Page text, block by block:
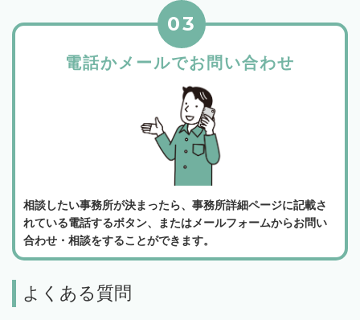
電話かメールでお問い合わせ
03
相談したい事務所が決まったら、事務所詳細ページに記載さ
れている電話するボタン、またはメールフォームからお問い
合わせ・相談をすることができます。
よくある質問